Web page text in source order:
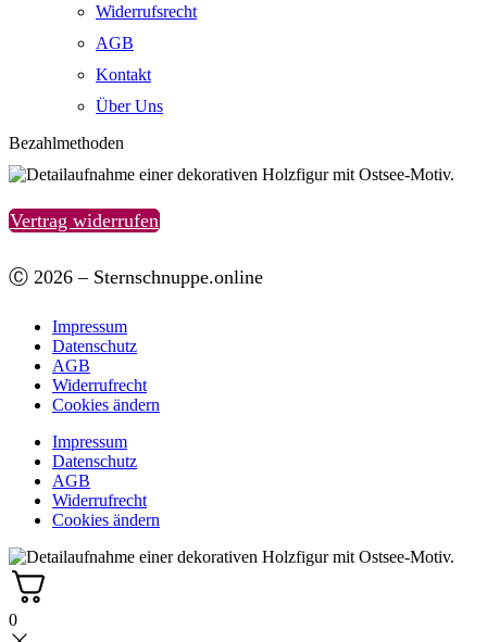
Widerrufsrecht
AGB
Kontakt
Über Uns
Bezahlmethoden
Vertrag widerrufen
Ⓒ 2026 – Sternschnuppe.online
Impressum
Datenschutz
AGB
Widerrufrecht
Cookies ändern
Impressum
Datenschutz
AGB
Widerrufrecht
Cookies ändern
0